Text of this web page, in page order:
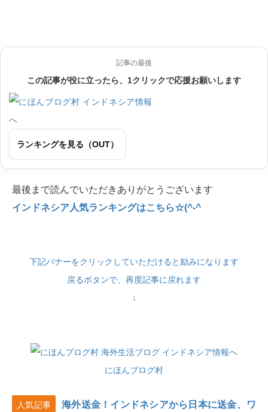
記事の最後
この記事が役に立ったら、1クリックで応援お願いします
ランキングを見る（OUT）
最後まで読んでいただきありがとうございます
インドネシア人気ランキングはこちら☆(^-^
下記バナーをクリックしていただけると励みになります
戻るボタンで、再度記事に戻れます
↓
にほんブログ村
人気記事
海外送金！インドネシアから日本に送金、ワ